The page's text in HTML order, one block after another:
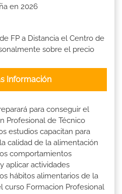
en 2026
FP a Distancia el Centro de
sobre el precio
Información
para conseguir el
Profesional de Técnico
estudios capacitan para
calidad de la alimentación
comportamientos
aplicar actividades
hábitos alimentarios de la
curso Formacion Profesional